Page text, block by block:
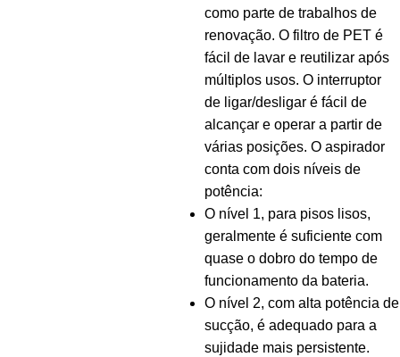
como parte de trabalhos de
renovação. O filtro de PET é
fácil de lavar e reutilizar após
múltiplos usos. O interruptor
de ligar/desligar é fácil de
alcançar e operar a partir de
várias posições. O aspirador
conta com dois níveis de
potência:
O nível 1, para pisos lisos,
geralmente é suficiente com
quase o dobro do tempo de
funcionamento da bateria.
O nível 2, com alta potência de
sucção, é adequado para a
sujidade mais persistente.